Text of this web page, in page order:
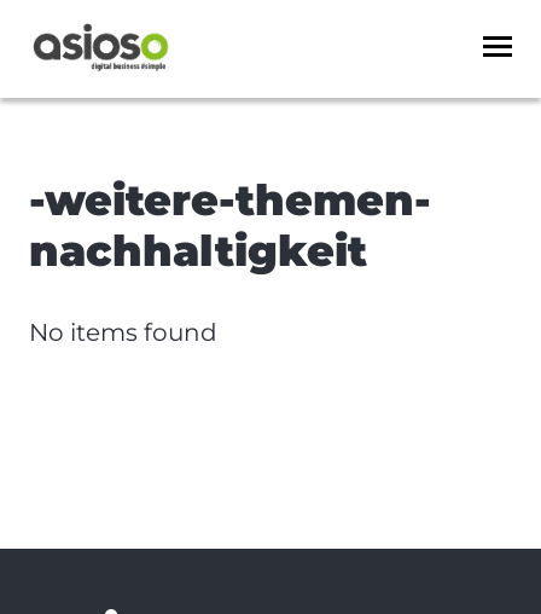
-weitere-themen-
nachhaltigkeit
No items found